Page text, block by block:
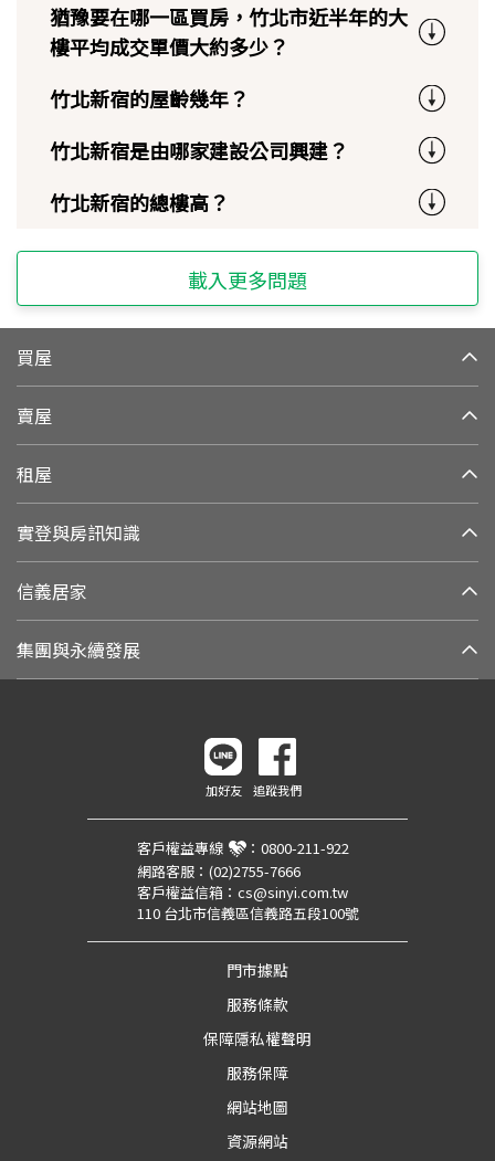
猶豫要在哪一區買房，竹北市近半年的大
樓平均成交單價大約多少？
竹北新宿的屋齡幾年？
竹北新宿是由哪家建設公司興建？
竹北新宿的總樓高？
載入更多問題
買屋
賣屋
租屋
實登與房訊知識
信義居家
集團與永續發展
加好友 追蹤我們
客戶權益專線 ： 0800-211-922
網路客服： (02)2755-7666
客戶權益信箱： cs@sinyi.com.tw
110 台北市信義區信義路五段100號
門市據點
服務條款
保障隱私權聲明
服務保障
網站地圖
資源網站